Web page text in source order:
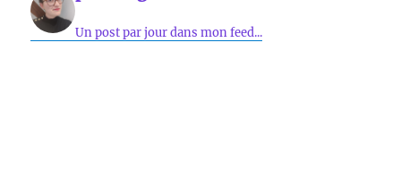
Un post par jour dans mon feed...